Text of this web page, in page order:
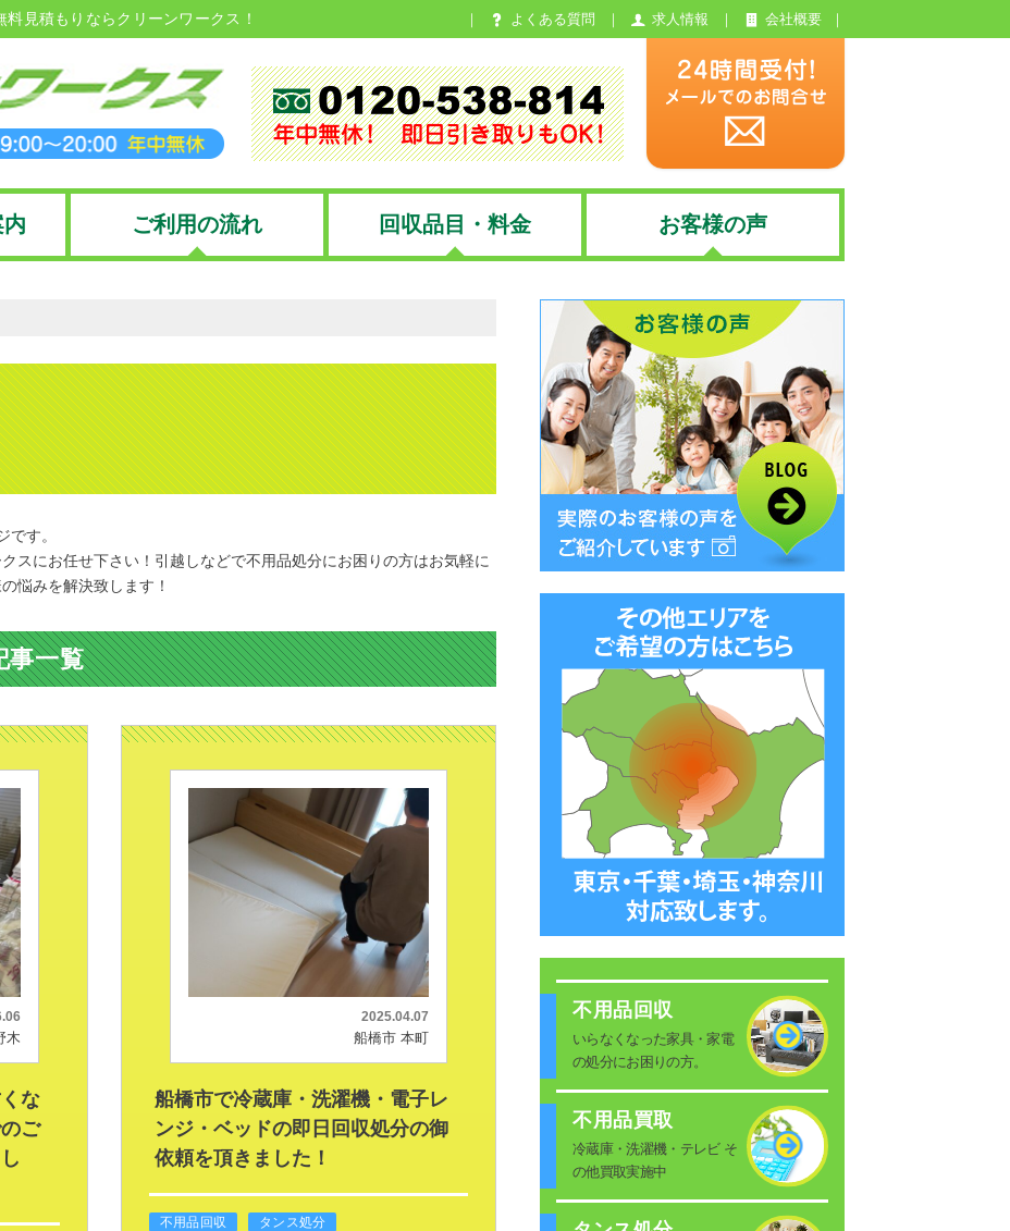
見積もりならクリーンワークス！ よくある質問 求人情報 会社概要
ご利用の流れ 回収品目・料金 お客様の声
です。
スにお任せ下さい！引越しなどで不用品処分にお困りの方はお気軽に
悩みを解決致します！
事一覧
木
な
ご
2025.04.07
船橋市 本町
船橋市で冷蔵庫・洗濯機・電子レ
ンジ・ベッドの即日回収処分の御
依頼を頂きました！
不用品回収
タンス処分
不用品回収
いらなくなった家具・家電
の処分にお困りの方。
不用品買取
冷蔵庫・洗濯機・テレビ そ
の他買取実施中